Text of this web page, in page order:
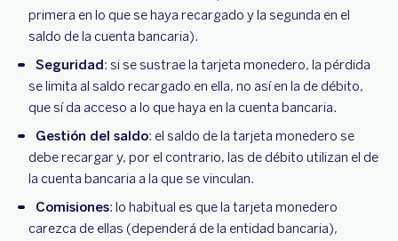
primera en lo que se haya recargado y la segunda en el
saldo de la cuenta bancaria).
Seguridad: si se sustrae la tarjeta monedero, la pérdida
se limita al saldo recargado en ella, no así en la de débito,
que sí da acceso a lo que haya en la cuenta bancaria.
Gestión del saldo: el saldo de la tarjeta monedero se
debe recargar y, por el contrario, las de débito utilizan el de
la cuenta bancaria a la que se vinculan.
Comisiones: lo habitual es que la tarjeta monedero
carezca de ellas (dependerá de la entidad bancaria),